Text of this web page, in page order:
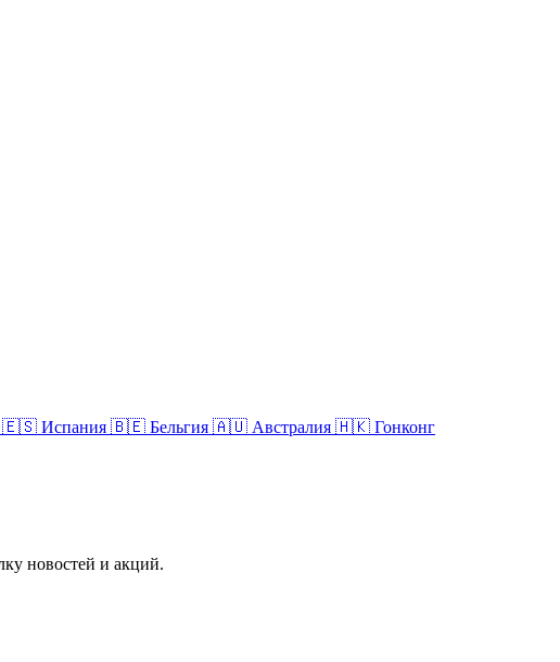
🇪🇸 Испания 🇧🇪 Бельгия 🇦🇺 Австралия 🇭🇰 Гонконг
новостей и акций.